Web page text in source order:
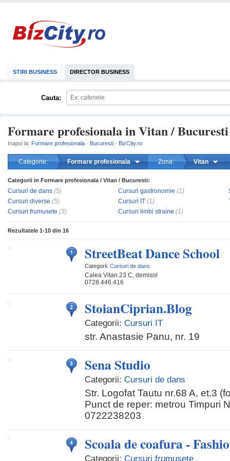
STIRI BUSINESS DIRECTOR BUSINESS
Cauta:
Formare profesionala in Vitan / Bucuresti
Inapoi la: Formare profesionala · Bucuresti · BizCity.ro
Categorie: Formare profesionala Zona: Vitan
Categorii in Formare profesionala / Vitan / Bucuresti:
Cursuri de dans (5)
Cursuri diverse (5)
Cursuri frumusete (3)
Cursuri gastronomie (1)
Cursuri IT (1)
Cursuri limbi straine (1)
Rezultatele 1-10 din 16
StreetBeat Dance School
Categorii: Cursuri de dans
Calea Vitan 23 C, demisol
0728.446.416
StoianCiprian.Blog
Categorii: Cursuri IT
str. Anastasie Panu, nr. 19
Sena Studio
Categorii: Cursuri de dans
Str. Logofat Tautu nr.68 A, et.3
Punct de reper: metrou Timpuri
0722238203
Scoala de coafura -
Categorii: Cursuri frumusete